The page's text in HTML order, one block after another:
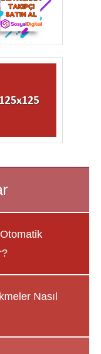
Nasıl